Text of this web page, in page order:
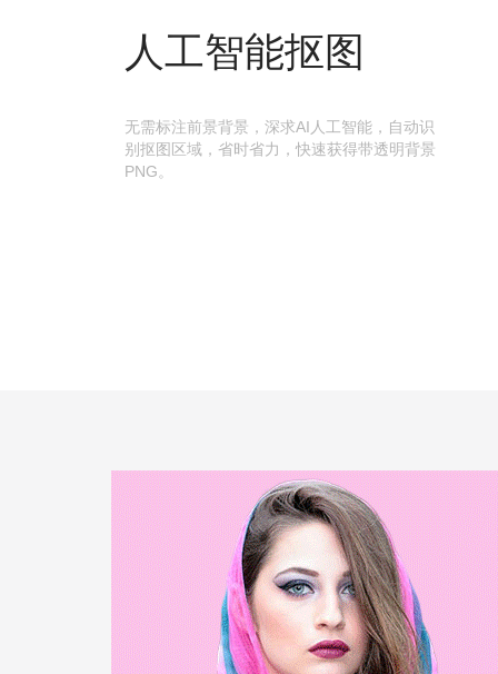
人工智能抠图
无需标注前景背景，深求AI人工智能，自动识
别抠图区域，省时省力，快速获得带透明背景
PNG。